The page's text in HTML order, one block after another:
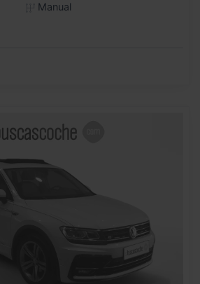
Manual